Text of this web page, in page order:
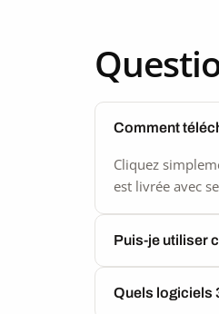
Comment
Cliquez
est livrée avec
Puis-je utiliser
Quels logiciels